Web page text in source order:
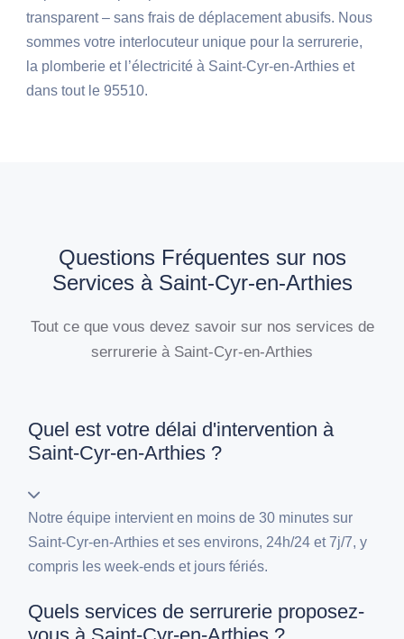
transparent – sans frais de déplacement abusifs. Nous
sommes votre interlocuteur unique pour la serrurerie,
la plomberie et l’électricité à Saint-Cyr-en-Arthies et
dans tout le 95510.
Questions Fréquentes sur nos
Services à Saint-Cyr-en-Arthies
Tout ce que vous devez savoir sur nos services de
serrurerie à Saint-Cyr-en-Arthies
Quel est votre délai d'intervention à
Saint-Cyr-en-Arthies ?
Notre équipe intervient en moins de 30 minutes sur
Saint-Cyr-en-Arthies et ses environs, 24h/24 et 7j/7, y
compris les week-ends et jours fériés.
Quels services de serrurerie proposez-